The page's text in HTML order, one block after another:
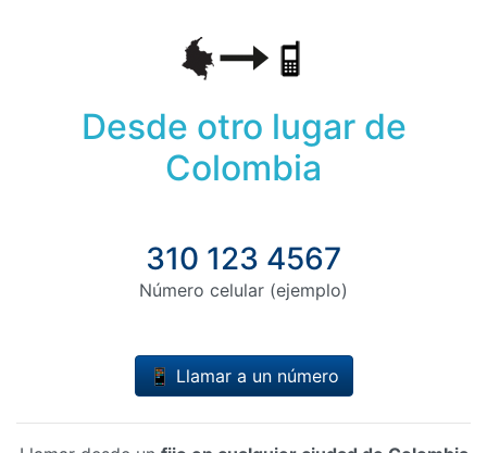
Desde otro lugar de
Colombia
310 123 4567
Número celular (ejemplo)
📱 Llamar a un número